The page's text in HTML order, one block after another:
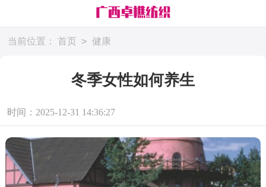
当前位置： 首页 > 健康
冬季女性如何养生
时间：2025-12-31 14:36:27